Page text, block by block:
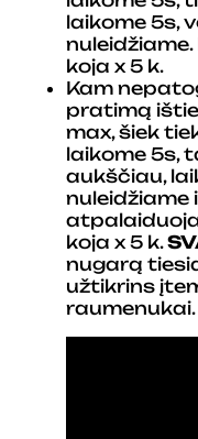
laikome 5s,
koja x 5 k.
Kam
pratimą
max, šiek
laikome 5s,
aukščiau,
nuleidžiame
koja x 5 k.
nugarą
užtikrins
raumenukai.